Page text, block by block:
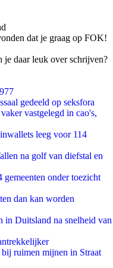
dat je graag op FOK!
daar leuk over schrijven?
gedeeld op seksfora
vastgelegd in cao's,
leeg voor 114
na golf van diefstal en
onder toezicht
dan kan worden
in Duitsland na snelheid van
ruimen mijnen in Straat